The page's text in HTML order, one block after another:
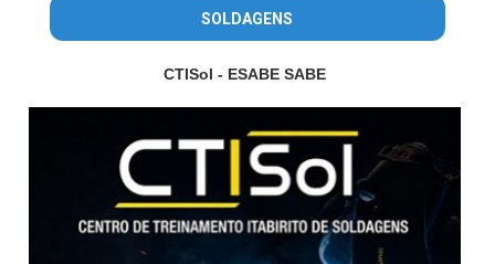
SOLDAGENS
CTISol - ESABE SABE